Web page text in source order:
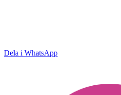
Dela i WhatsApp